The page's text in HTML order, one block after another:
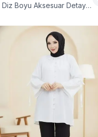
Diz Boyu Aksesuar Detaylı